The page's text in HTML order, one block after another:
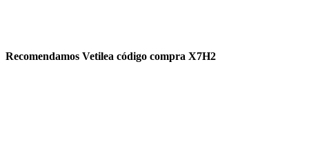
Recomendamos Vetilea código compra X7H2